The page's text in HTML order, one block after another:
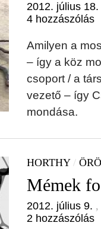
2012. július 18.
4 hozzászólás
Amilyen a
– így a köz
csoport / a
vezető – így
mondása.
HORTHY/
Mémek
2012. július 9. ,
2 hozzászólás